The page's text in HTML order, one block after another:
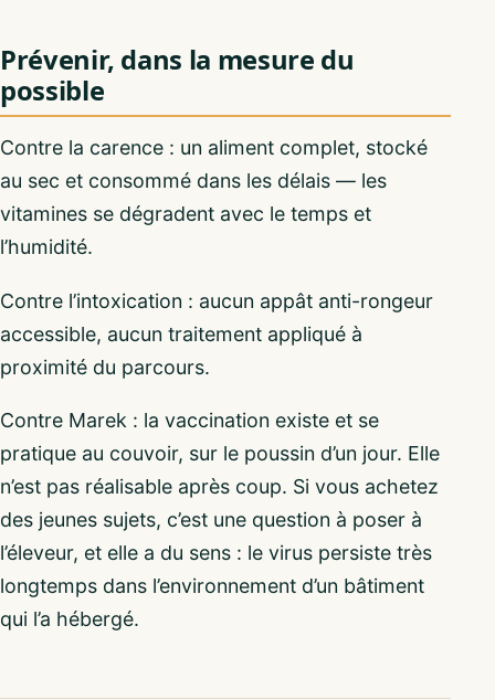
Prévenir, dans la mesure du
possible
Contre la carence : un aliment complet, stocké
au sec et consommé dans les délais — les
vitamines se dégradent avec le temps et
l’humidité.
Contre l’intoxication : aucun appât anti-rongeur
accessible, aucun traitement appliqué à
proximité du parcours.
Contre Marek : la vaccination existe et se
pratique au couvoir, sur le poussin d’un jour. Elle
n’est pas réalisable après coup. Si vous achetez
des jeunes sujets, c’est une question à poser à
l’éleveur, et elle a du sens : le virus persiste très
longtemps dans l’environnement d’un bâtiment
qui l’a hébergé.